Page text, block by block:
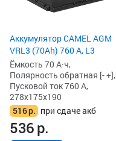
Аккумулятор CAMEL AGM
VRL3 (70Ah) 760 А, L3
Ёмкость 70 А·ч,
Полярность обратная [- +],
Пусковой ток 760 А,
278x175x190
516р. при сдаче акб
536р.